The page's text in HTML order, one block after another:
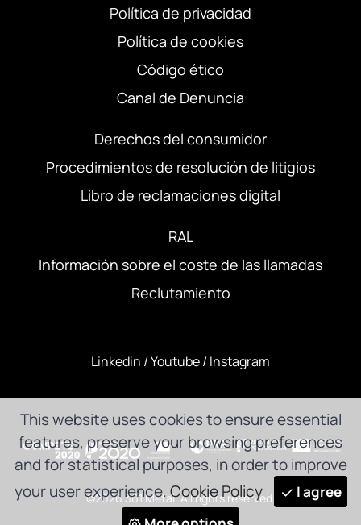
Política de privacidad
Política de cookies
Código ético
Canal de Denuncia
Derechos del consumidor
Procedimientos de resolución de litigios
Libro de reclamaciones digital
RAL
Información sobre el coste de las llamadas
Reclutamiento
Linkedin /Youtube/ Instagram
©2026 361 Metal. All rights reserved.
This website uses cookies to ensure essential
features, preserve your browsing preferences
and for statistical purposes, in order to improve
your user experience.Cookie Policy
I agree